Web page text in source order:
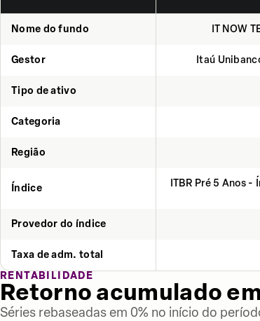
Nome do fundo IT NOW
Gestor Itaú
Tipo de ativo
Categoria
Região
Índice
ITBR Pré 5 Anos -
Provedor do índice
Taxa de adm. total
RENTABILIDADE
Retorno acumulado
Séries rebaseadas em 0% no início do